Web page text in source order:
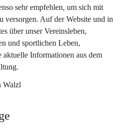
sehr empfehlen, um sich mit
versorgen. Auf der Website und in
über unser Vereinsleben,
und sportlichen Leben,
aktuelle Informationen aus dem
Walzl